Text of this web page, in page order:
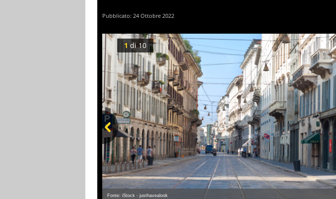
Pubblicato: 24 Ottobre 2022
Fonte: iStock - justhavealook
Prev
1di10